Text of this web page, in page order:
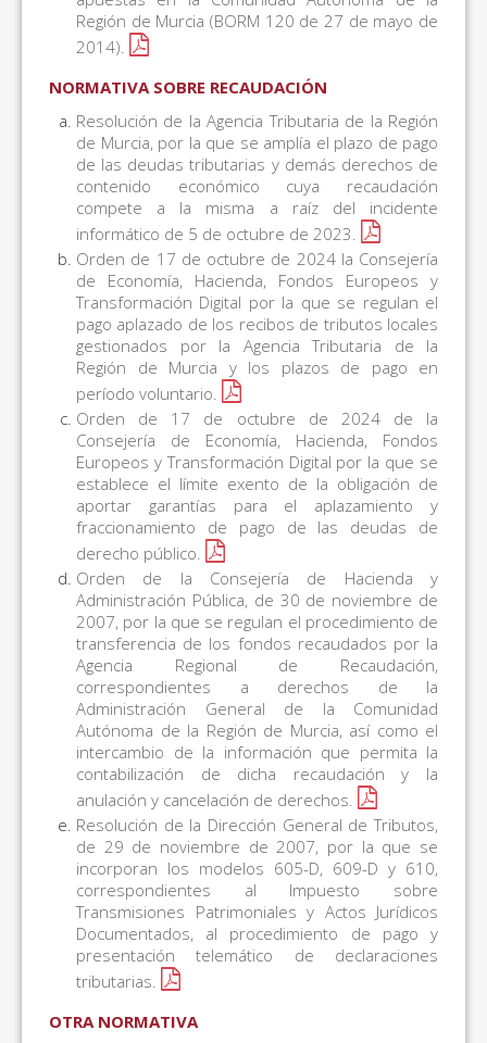
Región de Murcia (BORM 120 de 27 de mayo de
2014).
NORMATIVA SOBRE RECAUDACIÓN
Resolución de la Agencia Tributaria de la Región
de Murcia, por la que se amplía el plazo de pago
de las deudas tributarias y demás derechos de
contenido económico cuya recaudación
compete a la misma a raíz del incidente
informático de 5 de octubre de 2023.
Orden de 17 de octubre de 2024 la Consejería
de Economía, Hacienda, Fondos Europeos y
Transformación Digital por la que se regulan el
pago aplazado de los recibos de tributos locales
gestionados por la Agencia Tributaria de la
Región de Murcia y los plazos de pago en
período voluntario.
Orden de 17 de octubre de 2024 de la
Consejería de Economía, Hacienda, Fondos
Europeos y Transformación Digital por la que se
establece el límite exento de la obligación de
aportar garantías para el aplazamiento y
fraccionamiento de pago de las deudas de
derecho público.
Orden de la Consejería de Hacienda y
Administración Pública, de 30 de noviembre de
2007, por la que se regulan el procedimiento de
transferencia de los fondos recaudados por la
Agencia Regional de Recaudación,
correspondientes a derechos de la
Administración General de la Comunidad
Autónoma de la Región de Murcia, así como el
intercambio de la información que permita la
contabilización de dicha recaudación y la
anulación y cancelación de derechos.
Resolución de la Dirección General de Tributos,
de 29 de noviembre de 2007, por la que se
incorporan los modelos 605-D, 609-D y 610,
correspondientes al Impuesto sobre
Transmisiones Patrimoniales y Actos Jurídicos
Documentados, al procedimiento de pago y
presentación telemático de declaraciones
tributarias.
OTRA NORMATIVA